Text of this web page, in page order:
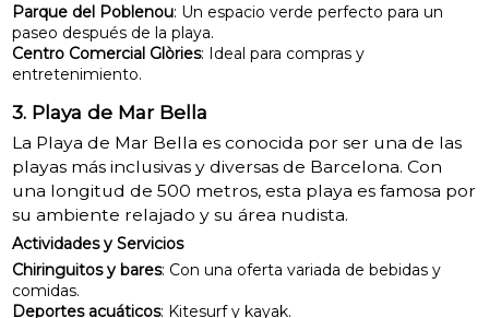
Parque del Poblenou: Un espacio verde perfecto para un
paseo después de la playa.
Centro Comercial Glòries: Ideal para compras y
entretenimiento.
3. Playa de Mar Bella
La Playa de Mar Bella es conocida por ser una de las
playas más inclusivas y diversas de Barcelona. Con
una longitud de 500 metros, esta playa es famosa por
su ambiente relajado y su área nudista.
Actividades y Servicios
Chiringuitos y bares: Con una oferta variada de bebidas y
comidas.
Deportes acuáticos: Kitesurf y kayak.